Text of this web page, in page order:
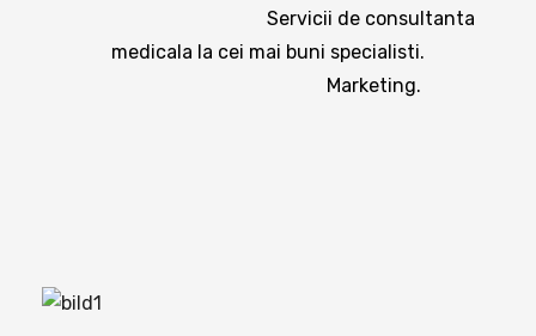
Servicii de consultanta
medicala la cei mai buni specialisti.
Marketing.